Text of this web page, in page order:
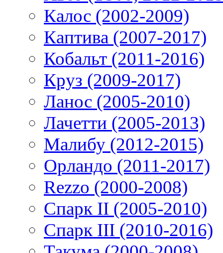
Калос (2002-2009)
Каптива (2007-2017)
Кобальт (2011-2016)
Круз (2009-2017)
Ланос (2005-2010)
Лачетти (2005-2013)
Малибу (2012-2015)
Орландо (2011-2017)
Rezzo (2000-2008)
Спарк II (2005-2010)
Спарк III (2010-2016)